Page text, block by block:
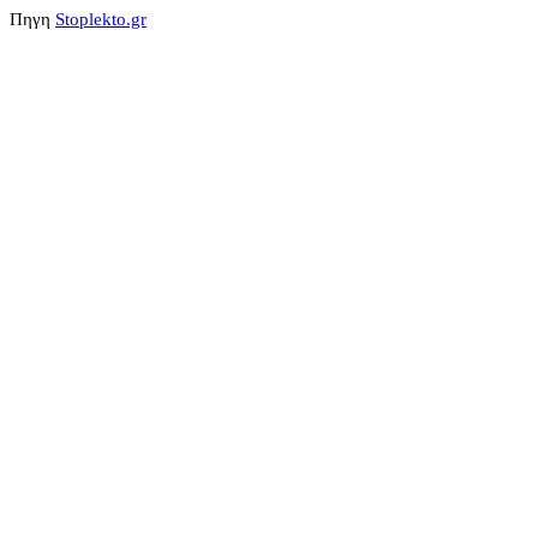
Πηγη Stoplekto.gr